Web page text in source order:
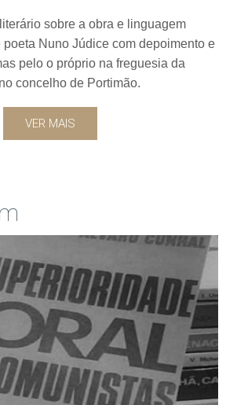
sobre a obra e linguagem
Nuno Júdice com depoimento e
pelo o próprio na freguesia da
concelho de Portimão.
VER MAIS